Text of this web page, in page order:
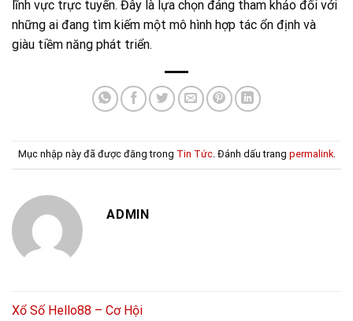
lĩnh vực trực tuyến. Đây là lựa chọn đáng tham khảo đối với
những ai đang tìm kiếm một mô hình hợp tác ổn định và
giàu tiềm năng phát triển.
Mục nhập này đã được đăng trong Tin Tức. Đánh dấu trang permalink.
ADMIN
Xổ Số Hello88 – Cơ Hội